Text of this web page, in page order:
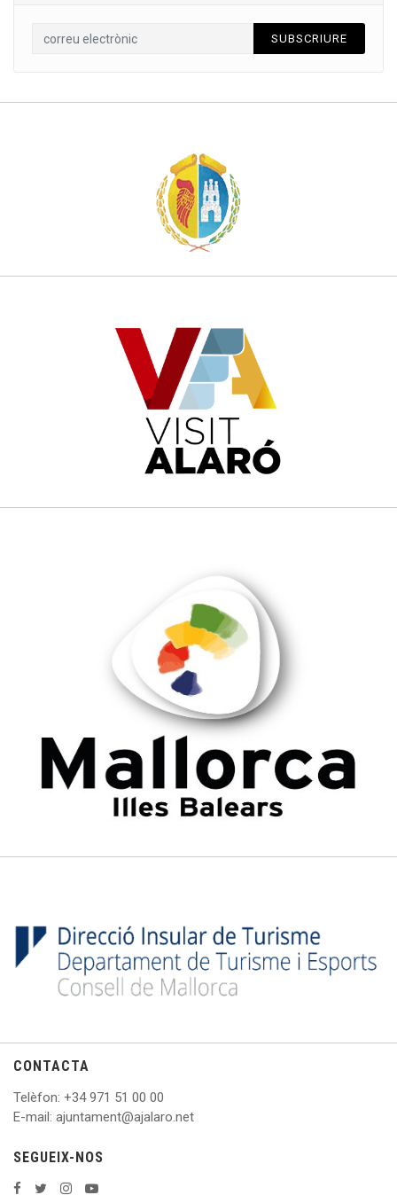
SUBSCRIURE
CONTACTA
Telèfon: +34 971 51 00 00
E-mail: ajuntament@ajalaro.net
SEGUEIX-NOS